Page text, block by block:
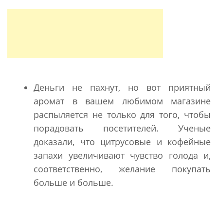
Деньги не пахнут, но вот приятный
аромат в вашем любимом магазине
распыляется не только для того, чтобы
порадовать посетителей. Ученые
доказали, что цитрусовые и кофейные
запахи увеличивают чувство голода и,
соответственно, желание покупать
больше и больше.